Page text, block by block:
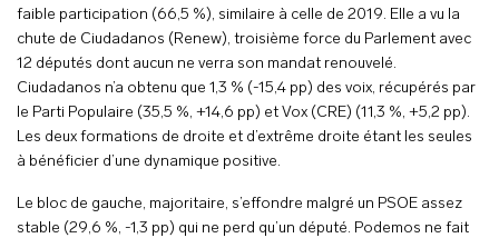
faible participation (66,5 %), similaire à celle de 2019. Elle a vu la
chute de Ciudadanos (Renew), troisième force du Parlement avec
12 députés dont aucun ne verra son mandat renouvelé.
Ciudadanos n’a obtenu que 1,3 % (-15,4 pp) des voix, récupérés par
le Parti Populaire (35,5 %, +14,6 pp) et Vox (CRE) (11,3 %, +5,2 pp).
Les deux formations de droite et d’extrême droite étant les seules
à bénéficier d’une dynamique positive.
Le bloc de gauche, majoritaire, s’effondre malgré un PSOE assez
stable (29,6 %, -1,3 pp) qui ne perd qu’un député. Podemos ne fait